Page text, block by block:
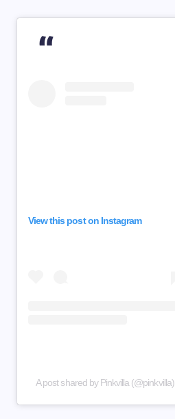
View this post on Instagram
A post shared by Pinkvilla (@pinkvilla)